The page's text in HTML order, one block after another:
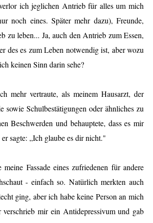
ich jeglichen Antrieb für alles um mich
noch eines. Später mehr dazu), Freunde,
zu leben... Ja, auch den Antrieb zum Essen,
des es zum Leben notwendig ist, aber wozu
keinen Sinn darin sehe?
mehr vertraute, als meinem Hausarzt, der
Schulbestätigungen oder ähnliches zu
Beschwerden und behauptete, dass es mir
sagte: „Ich glaube es dir nicht."
Fassade eines zufriedenen für andere
- einfach so. Natürlich merkten auch
ging, aber ich habe keine Person an mich
mir ein Antidepressivum und gab